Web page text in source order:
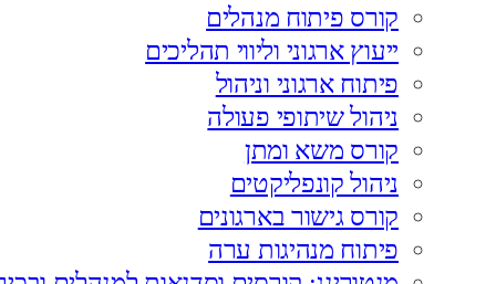
קורס פיתוח מנהלים
ייעוץ ארגוני וליווי תהליכים
פיתוח ארגוני וניהול
ניהול שיתופי פעולה
קורס משא ומתן
ניהול קונפליקטים
קורס גישור בארגונים
פיתוח מנהיגות ערה